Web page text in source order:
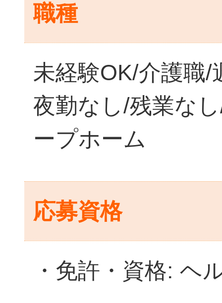
職種
未経験OK/介護職
夜勤なし/残業な
ープホーム
応募資格
・免許・資格: ヘ